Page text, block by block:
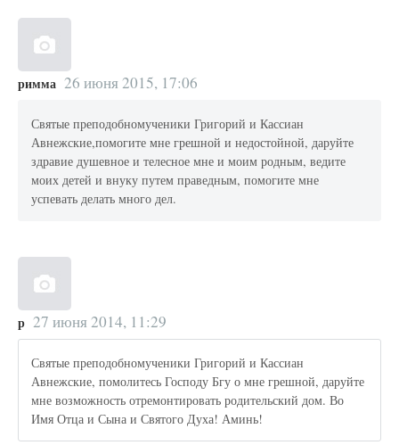
римма 26 июня 2015, 17:06
Святые преподобномученики Григорий и Кассиан
Авнежские,помогите мне грешной и недостойной, даруйте
здравие душевное и телесное мне и моим родным, ведите
моих детей и внуку путем праведным, помогите мне
успевать делать много дел.
р 27 июня 2014, 11:29
Святые преподобномученики Григорий и Кассиан
Авнежские, помолитесь Господу Бгу о мне грешной, даруйте
мне возможность отремонтировать родительский дом. Во
Имя Отца и Сына и Святого Духа! Аминь!